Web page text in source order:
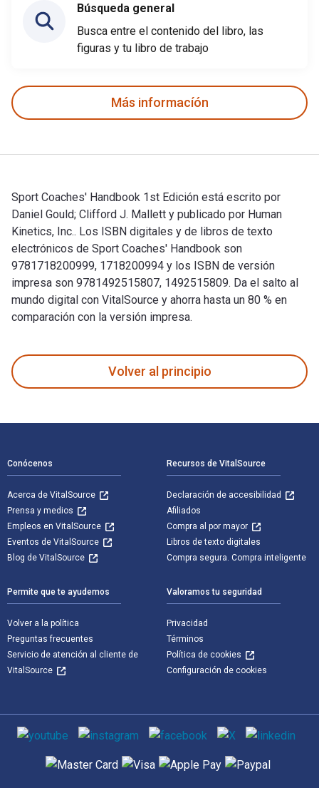
Búsqueda general
Busca entre el contenido del libro, las
figuras y tu libro de trabajo
Más informacíón
Sport Coaches' Handbook 1st Edición está escrito por
Daniel Gould; ‎Clifford J. Mallett y publicado por Human
Kinetics, Inc.. Los ISBN digitales y de libros de texto
electrónicos de Sport Coaches' Handbook son
9781718200999, 1718200994 y los ISBN de versión
impresa son 9781492515807, 1492515809. Da el salto al
mundo digital con VitalSource y ahorra hasta un 80 % en
comparación con la versión impresa.
Volver al principio
Conócenos
Acerca de VitalSource
Prensa y medios
Empleos en VitalSource
Eventos de VitalSource
Blog de VitalSource
Recursos de VitalSource
Declaración de accesibilidad
Afiliados
Compra al por mayor
Libros de texto digitales
Compra segura. Compra inteligente
Permite que te ayudemos
Volver a la política
Preguntas frecuentes
Servicio de atención al cliente de
VitalSource
Valoramos tu seguridad
Privacidad
Términos
Política de cookies
Configuración de cookies
Medios de comunicación social
Métodos de pago admitidos